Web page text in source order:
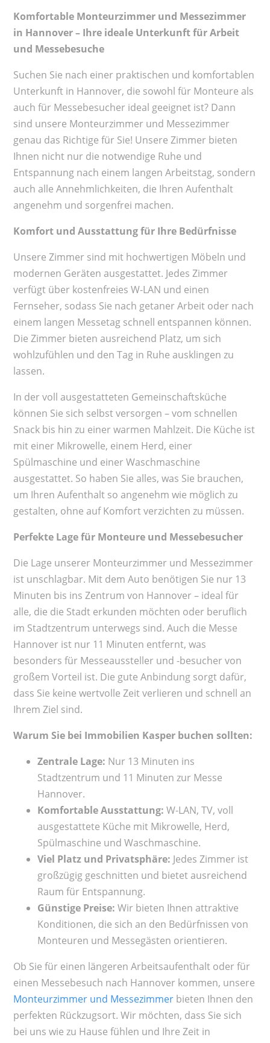
Komfortable Monteurzimmer und Messezimmer
in Hannover – Ihre ideale Unterkunft für Arbeit
und Messebesuche
Suchen Sie nach einer praktischen und komfortablen
Unterkunft in Hannover, die sowohl für Monteure als
auch für Messebesucher ideal geeignet ist? Dann
sind unsere Monteurzimmer und Messezimmer
genau das Richtige für Sie! Unsere Zimmer bieten
Ihnen nicht nur die notwendige Ruhe und
Entspannung nach einem langen Arbeitstag, sondern
auch alle Annehmlichkeiten, die Ihren Aufenthalt
angenehm und sorgenfrei machen.
Komfort und Ausstattung für Ihre Bedürfnisse
Unsere Zimmer sind mit hochwertigen Möbeln und
modernen Geräten ausgestattet. Jedes Zimmer
verfügt über kostenfreies W-LAN und einen
Fernseher, sodass Sie nach getaner Arbeit oder nach
einem langen Messetag schnell entspannen können.
Die Zimmer bieten ausreichend Platz, um sich
wohlzufühlen und den Tag in Ruhe ausklingen zu
lassen.
In der voll ausgestatteten Gemeinschaftsküche
können Sie sich selbst versorgen – vom schnellen
Snack bis hin zu einer warmen Mahlzeit. Die Küche ist
mit einer Mikrowelle, einem Herd, einer
Spülmaschine und einer Waschmaschine
ausgestattet. So haben Sie alles, was Sie brauchen,
um Ihren Aufenthalt so angenehm wie möglich zu
gestalten, ohne auf Komfort verzichten zu müssen.
Perfekte Lage für Monteure und Messebesucher
Die Lage unserer Monteurzimmer und Messezimmer
ist unschlagbar. Mit dem Auto benötigen Sie nur 13
Minuten bis ins Zentrum von Hannover – ideal für
alle, die die Stadt erkunden möchten oder beruflich
im Stadtzentrum unterwegs sind. Auch die Messe
Hannover ist nur 11 Minuten entfernt, was
besonders für Messeaussteller und -besucher von
großem Vorteil ist. Die gute Anbindung sorgt dafür,
dass Sie keine wertvolle Zeit verlieren und schnell an
Ihrem Ziel sind.
Warum Sie bei Immobilien Kasper buchen sollten:
Zentrale Lage: Nur 13 Minuten ins
Stadtzentrum und 11 Minuten zur Messe
Hannover.
Komfortable Ausstattung: W-LAN, TV, voll
ausgestattete Küche mit Mikrowelle, Herd,
Spülmaschine und Waschmaschine.
Viel Platz und Privatsphäre: Jedes Zimmer ist
großzügig geschnitten und bietet ausreichend
Raum für Entspannung.
Günstige Preise: Wir bieten Ihnen attraktive
Konditionen, die sich an den Bedürfnissen von
Monteuren und Messegästen orientieren.
Ob Sie für einen längeren Arbeitsaufenthalt oder für
einen Messebesuch nach Hannover kommen, unsere
Monteurzimmer und Messezimmerbieten Ihnen den
perfekten Rückzugsort. Wir möchten, dass Sie sich
bei uns wie zu Hause fühlen und Ihre Zeit in